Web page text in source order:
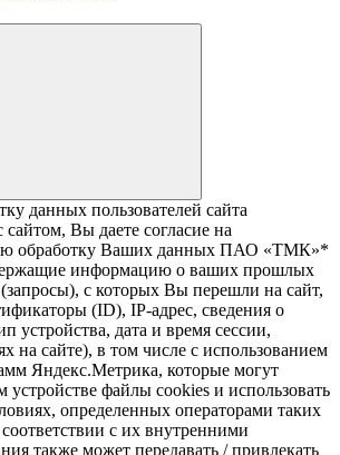
данных пользователей сайта
Вы даете согласие на
обработку Ваших данных ПАО «ТМК»*
информацию о ваших прошлых
с которых Вы перешли на сайт,
(ID), IP-адрес, сведения о
устройства, дата и время сессии,
на сайте), в том числе с использованием
Яндекс.Метрика, которые могут
файлы cookies и использовать
определенных операторами таких
с их внутренними
также может передавать / привлекать